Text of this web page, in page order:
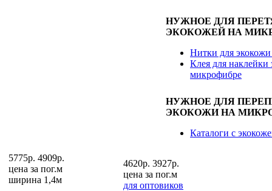
НУЖНОЕ ДЛЯ
ЭКОКОЖЕЙ НА
Нитки для
Клея для наклейки
микрофибре
НУЖНОЕ ДЛЯ
ЭКОКОЖИ НА
Каталоги с
5775р. 4909р.
цена за пог.м
ширина 1,4м
4620р. 3927р.
цена за пог.м
для оптовиков